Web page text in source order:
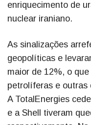
enriquecimento de
nuclear iraniano.
As sinalizações
geopolíticas e
maior de 12%, o
petrolíferas e outras
A TotalEnergies
e a Shell tiveram